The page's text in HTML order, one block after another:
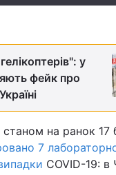
у
фейк про
на ранок 17
7
COVID-19: в